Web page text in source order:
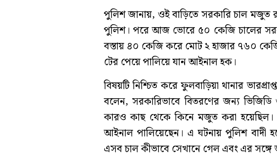
পুলিশ জানায়, ওই বাড়িতে সরকারি চাল মজুত
পুলিশ। পরে আজ ভোরে ৫০ কেজি চালের
বস্তায় ৪০ কেজি করে মোট ২ হাজার ৭৬০
টের পেয়ে পালিয়ে যান আইনাল হক।
বিষয়টি নিশ্চিত করে ফুলবাড়িয়া থানার
বলেন, সরকারিভাবে বিতরণের জন্য
কারও কাছ থেকে কিনে মজুত করা হয়েছিল।
আইনাল পালিয়েছেন। এ ঘটনায় পুলিশ বাদী
এসব চাল কীভাবে সেখানে গেল এবং এর সঙ্গে